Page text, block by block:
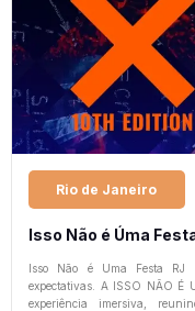
Rio de Janeiro
Isso Não é Úma
Isso Não é Uma Festa RJ
expectativas. A ISSO NÃO É
experiência imersiva,